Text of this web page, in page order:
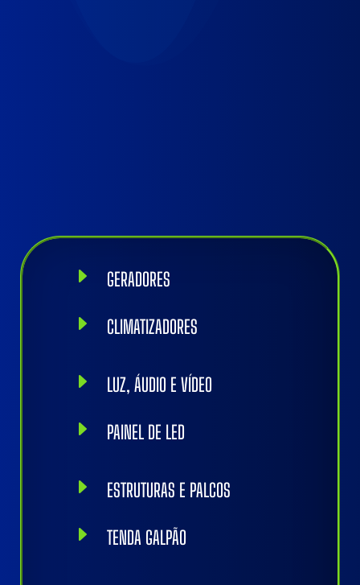
E GERADORES
E CLIMATIZADORES
E LUZ, ÁUDIO E VÍDEO
E PAINEL DE LED
E ESTRUTURAS E PALCOS
E TENDA GALPÃO